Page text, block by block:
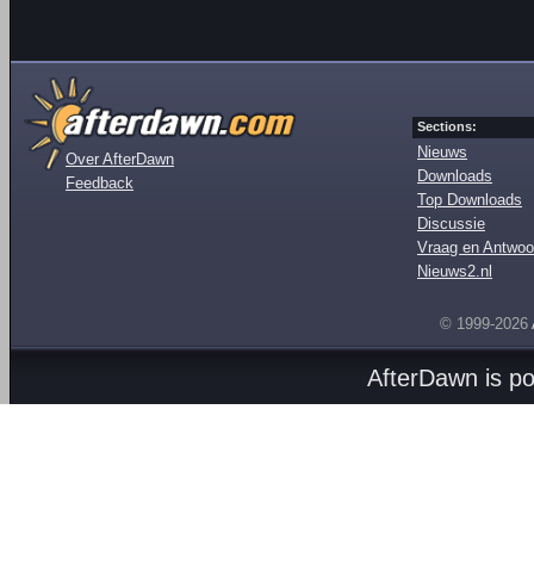
Over AfterDawn
Feedback
Sections:
Nieuws
Downloads
Top Downloads
Discussie
Vraag en
Nieuws2.nl
© 1999-2026
AfterDawn is